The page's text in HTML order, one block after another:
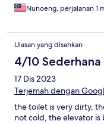
Nunoeng, perjalanan 1
Ulasan yang disahkan
4/10 Sederhana
17 Dis 2023
Terjemah dengan
the toilet is very dirty,
not cold, the elevator